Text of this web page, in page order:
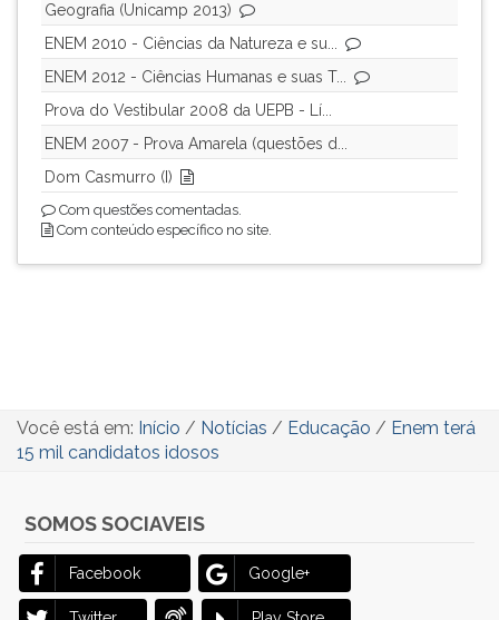
Geografia (Unicamp 2013)
ENEM 2010 - Ciências da Natureza e su...
ENEM 2012 - Ciências Humanas e suas T...
Prova do Vestibular 2008 da UEPB - Lí...
ENEM 2007 - Prova Amarela (questões d...
Dom Casmurro (I)
Com questões comentadas.
Com conteúdo específico no site.
Você está em: Início / Notícias / Educação / Enem terá
15 mil candidatos idosos
SOMOS SOCIAVEIS
Facebook Google+